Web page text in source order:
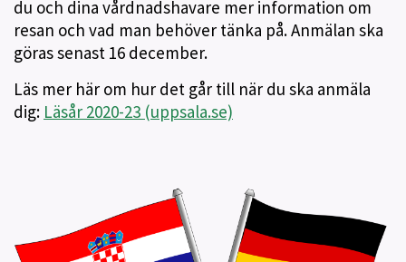
du och dina vårdnadshavare mer information om
resan och vad man behöver tänka på. Anmälan ska
göras senast 16 december.
Läs mer här om hur det går till när du ska anmäla
dig: Läsår 2020-23 (uppsala.se)